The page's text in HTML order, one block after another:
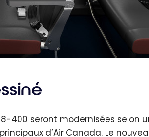
400 seront modernisées selon
d’Air Canada. Le